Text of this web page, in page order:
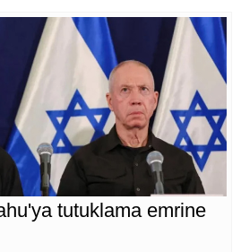
tutuklama emrine